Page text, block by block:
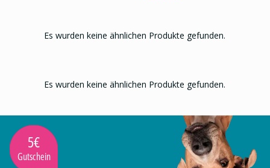
Es wurden keine ähnlichen Produkte gefunden.
Es wurden keine ähnlichen Produkte gefunden.
5€
Gutschein